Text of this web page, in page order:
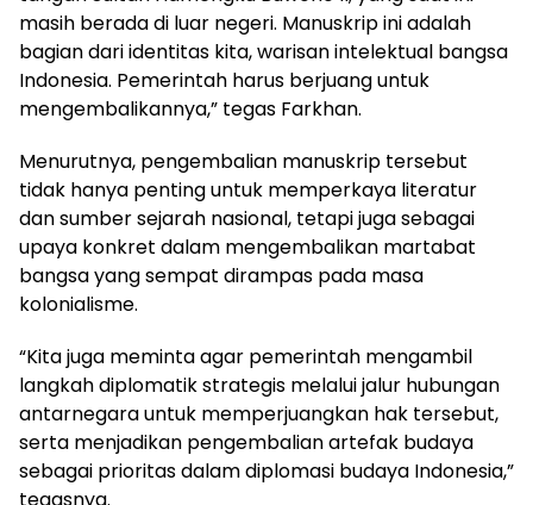
masih berada di luar negeri. Manuskrip ini adalah
bagian dari identitas kita, warisan intelektual bangsa
Indonesia. Pemerintah harus berjuang untuk
mengembalikannya,” tegas Farkhan.
Menurutnya, pengembalian manuskrip tersebut
tidak hanya penting untuk memperkaya literatur
dan sumber sejarah nasional, tetapi juga sebagai
upaya konkret dalam mengembalikan martabat
bangsa yang sempat dirampas pada masa
kolonialisme.
“Kita juga meminta agar pemerintah mengambil
langkah diplomatik strategis melalui jalur hubungan
antarnegara untuk memperjuangkan hak tersebut,
serta menjadikan pengembalian artefak budaya
sebagai prioritas dalam diplomasi budaya Indonesia,”